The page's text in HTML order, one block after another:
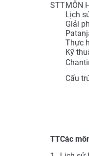
STTMÔN
Lịch
Giải
Thực
Kỹ
Cấu
TTCác